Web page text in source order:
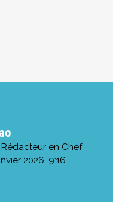
en Chef
2026, 9:16